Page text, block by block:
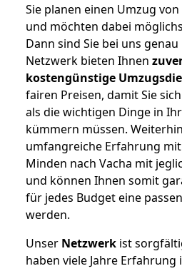
Sie planen einen Umzug
und möchten dabei
Dann sind Sie bei uns
Netzwerk bieten Ihnen
kostengünstige
fairen Preisen, damit Sie
als die wichtigen Dinge in
kümmern müssen.
umfangreiche Erfahrung
Minden nach Vacha mit
und können Ihnen somit
für jedes Budget eine
werden.
Unser Netzwerk ist
haben viele Jahre